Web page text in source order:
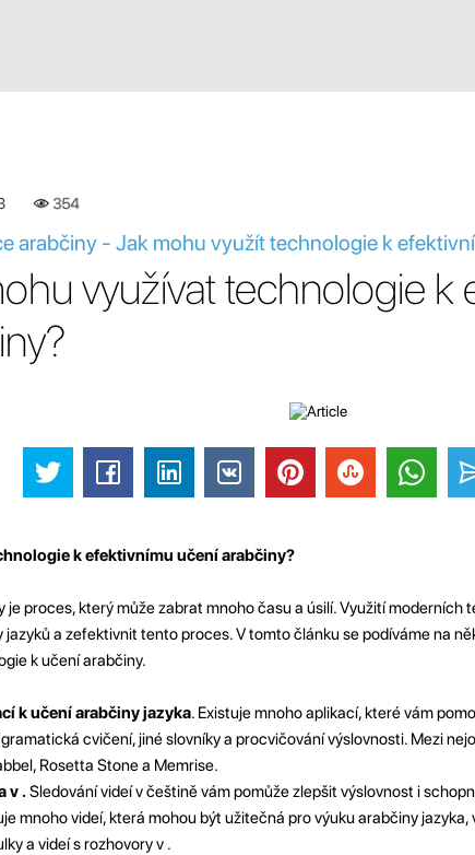
354
arabčiny - Jak mohu využít technologie k
využívat technologie k
k efektivnímu učení arabčiny?
je proces, který může zabrat mnoho času a úsilí. Využití moderních
jazyků a zefektivnit tento proces. V tomto článku se podíváme na
k učení arabčiny.
k učení arabčiny jazyka. Existuje mnoho aplikací, které vám
cvičení, jiné slovníky a procvičování výslovnosti. Mezi
Rosetta Stone a Memrise.
v .Sledování videí v češtině vám pomůže zlepšit výslovnost i
mnoho videí, která mohou být užitečná pro výuku arabčiny
a videí s rozhovory v .